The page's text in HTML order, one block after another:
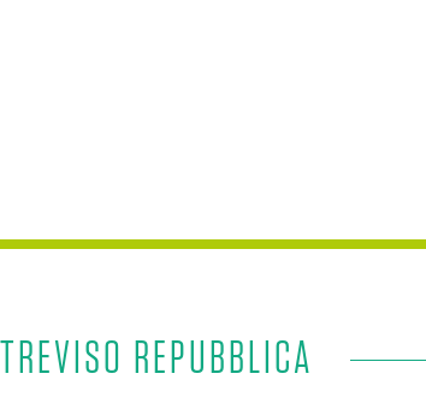
TREVISO REPUBBLICA